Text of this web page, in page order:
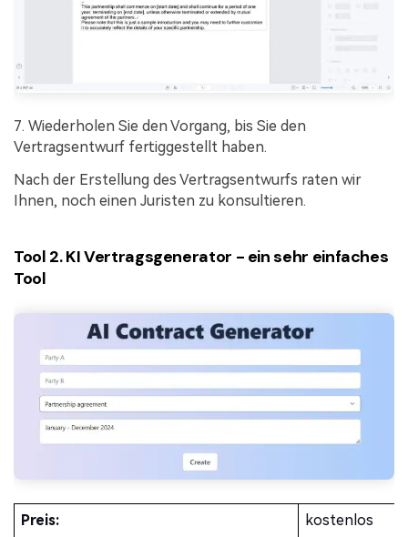
7. Wiederholen Sie den Vorgang, bis Sie den
Vertragsentwurf fertiggestellt haben.
Nach der Erstellung des Vertragsentwurfs raten wir
Ihnen, noch einen Juristen zu konsultieren.
Tool 2. KI Vertragsgenerator - ein sehr einfaches
Tool
Preis: kostenlos